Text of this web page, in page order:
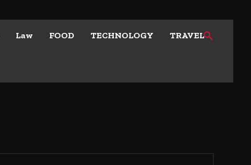
Law FOOD TECHNOLOGY TRAVEL